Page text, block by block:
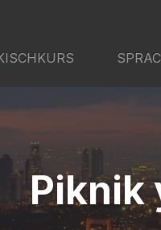
Piknik